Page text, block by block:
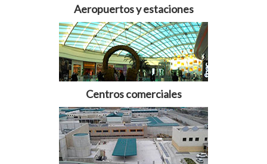
Aeropuertos y estaciones
Centros comerciales